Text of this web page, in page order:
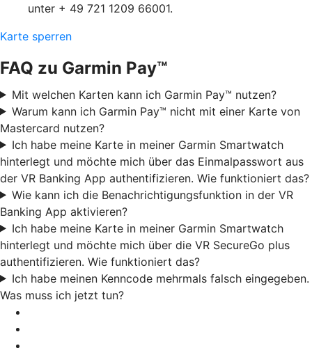
unter + 49 721 1209 66001.
Karte sperren
FAQ zu Garmin Pay™
Mit welchen Karten kann ich Garmin Pay™ nutzen?
Warum kann ich Garmin Pay™ nicht mit einer Karte von
Mastercard nutzen?
Ich habe meine Karte in meiner Garmin Smartwatch
hinterlegt und möchte mich über das Einmalpasswort aus
der VR Banking App authentifizieren. Wie funktioniert das?
Wie kann ich die Benachrichtigungsfunktion in der VR
Banking App aktivieren?
Ich habe meine Karte in meiner Garmin Smartwatch
hinterlegt und möchte mich über die VR SecureGo plus
authentifizieren. Wie funktioniert das?
Ich habe meinen Kenncode mehrmals falsch eingegeben.
Was muss ich jetzt tun?